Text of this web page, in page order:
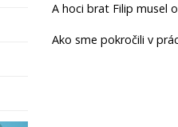
A hoci brat Filip musel
Ako sme pokročili v